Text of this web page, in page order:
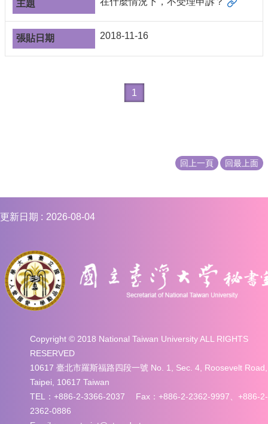
議
校
務
發
錄
其
它
業
務
2018-11-16
1
回上一頁 回最上面
更新日期 2026-08-04
Copyright © 2018 National Taiwan University ALL RIGHTS
RESERVED
10617 臺北市羅斯福路四段一號 No. 1, Sec. 4, Roosevelt Road,
Taipei, 10617 Taiwan
TEL：+886-2-3366-2037 Fax：+886-2-2362-9997、+886-2-
2362-0886